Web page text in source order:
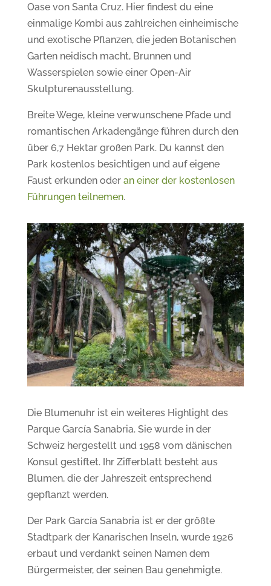
Oase von Santa Cruz. Hier findest du eine
einmalige Kombi aus zahlreichen einheimische
und exotische Pflanzen, die jeden Botanischen
Garten neidisch macht, Brunnen und
Wasserspielen sowie einer Open-Air
Skulpturenausstellung.
Breite Wege, kleine verwunschene Pfade und
romantischen Arkadengänge führen durch den
über 6,7 Hektar großen Park. Du kannst den
Park kostenlos besichtigen und auf eigene
Faust erkunden oder an einer der kostenlosen
Führungen teilnemen.
Die Blumenuhr ist ein weiteres Highlight des
Parque García Sanabria. Sie wurde in der
Schweiz hergestellt und 1958 vom dänischen
Konsul gestiftet. Ihr Zifferblatt besteht aus
Blumen, die der Jahreszeit entsprechend
gepflanzt werden.
Der Park García Sanabria ist er der größte
Stadtpark der Kanarischen Inseln, wurde 1926
erbaut und verdankt seinen Namen dem
Bürgermeister, der seinen Bau genehmigte.